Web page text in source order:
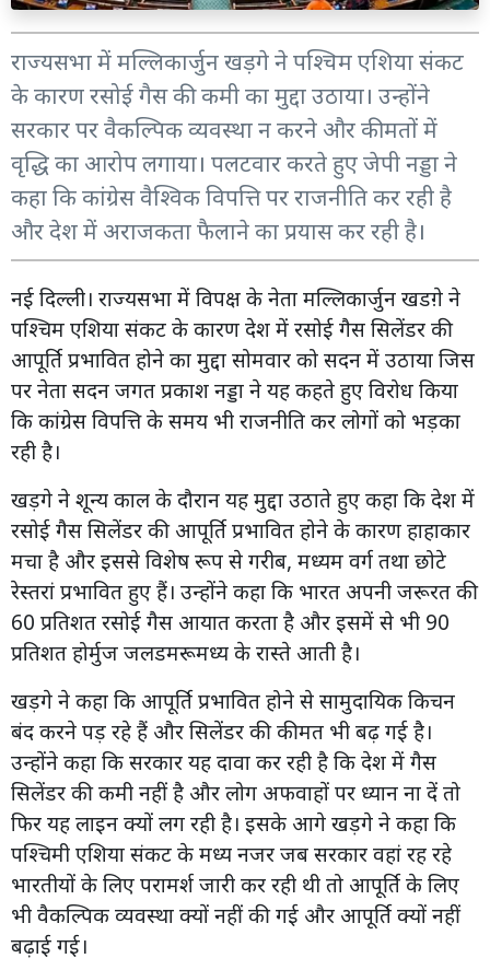
राज्यसभा में मल्लिकार्जुन खड़गे ने पश्चिम एशिया संकट
के कारण रसोई गैस की कमी का मुद्दा उठाया। उन्होंने
सरकार पर वैकल्पिक व्यवस्था न करने और कीमतों में
वृद्धि का आरोप लगाया। पलटवार करते हुए जेपी नड्डा ने
कहा कि कांग्रेस वैश्विक विपत्ति पर राजनीति कर रही है
और देश में अराजकता फैलाने का प्रयास कर रही है।
नई दिल्ली। राज्यसभा में विपक्ष के नेता मल्लिकार्जुन खडग़े ने
पश्चिम एशिया संकट के कारण देश में रसोई गैस सिलेंडर की
आपूर्ति प्रभावित होने का मुद्दा सोमवार को सदन में उठाया जिस
पर नेता सदन जगत प्रकाश नड्डा ने यह कहते हुए विरोध किया
कि कांग्रेस विपत्ति के समय भी राजनीति कर लोगों को भड़का
रही है।
खड़गे ने शून्य काल के दौरान यह मुद्दा उठाते हुए कहा कि देश में
रसोई गैस सिलेंडर की आपूर्ति प्रभावित होने के कारण हाहाकार
मचा है और इससे विशेष रूप से गरीब, मध्यम वर्ग तथा छोटे
रेस्तरां प्रभावित हुए हैं। उन्होंने कहा कि भारत अपनी जरूरत की
60 प्रतिशत रसोई गैस आयात करता है और इसमें से भी 90
प्रतिशत होर्मुज जलडमरूमध्य के रास्ते आती है।
खड़गे ने कहा कि आपूर्ति प्रभावित होने से सामुदायिक किचन
बंद करने पड़ रहे हैं और सिलेंडर की कीमत भी बढ़ गई है।
उन्होंने कहा कि सरकार यह दावा कर रही है कि देश में गैस
सिलेंडर की कमी नहीं है और लोग अफवाहों पर ध्यान ना दें तो
फिर यह लाइन क्यों लग रही है। इसके आगे खड़गे ने कहा कि
पश्चिमी एशिया संकट के मध्य नजर जब सरकार वहां रह रहे
भारतीयों के लिए परामर्श जारी कर रही थी तो आपूर्ति के लिए
भी वैकल्पिक व्यवस्था क्यों नहीं की गई और आपूर्ति क्यों नहीं
बढ़ाई गई।